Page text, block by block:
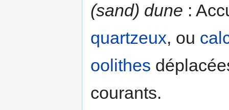
(sand) dune :
quartzeux, ou
oolithes
courants.